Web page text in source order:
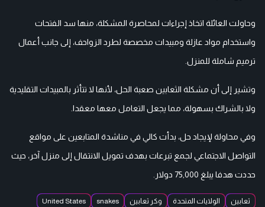
وحاولت العائلة اتخاذ إجراءات لمحاصرة المشكلة، منها سد الفتحات
واستخدام مواد عازلة ومبيدات مخصصة لطرد الزواحف، إلى جانب أعمال
ترميم شاملة للمنزل.
وتشير إلى أن مشكلة الثعابين صعبة الحل، لأنها لا تتأثر بالمبيدات التقليدية
ولا بالشراك بسهولة، مما يجعل التعامل معها معقدا.
وفي محاولة لإيجاد حل، بدأت كالي في مناشدة المتابعين على مواقع
التواصل الاجتماعي لجمع تبرعات بهدف تمويل الانتقال إلى منزل آخر، حيث
حددت هدفا يبلغ 75,000 دولار.
ثعابين الولايات المتحدة وكر ثعابين snakes
United States